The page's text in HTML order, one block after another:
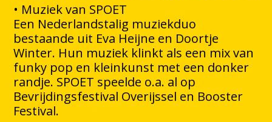
•⁠ Muziek van SPOET
Een Nederlandstalig muziekduo
bestaande uit Eva Heijne en Doortje
Winter. Hun muziek klinkt als een mix van
funky pop en kleinkunst met een donker
randje. SPOET speelde o.a. al op
Bevrijdingsfestival Overijssel en Booster
Festival.